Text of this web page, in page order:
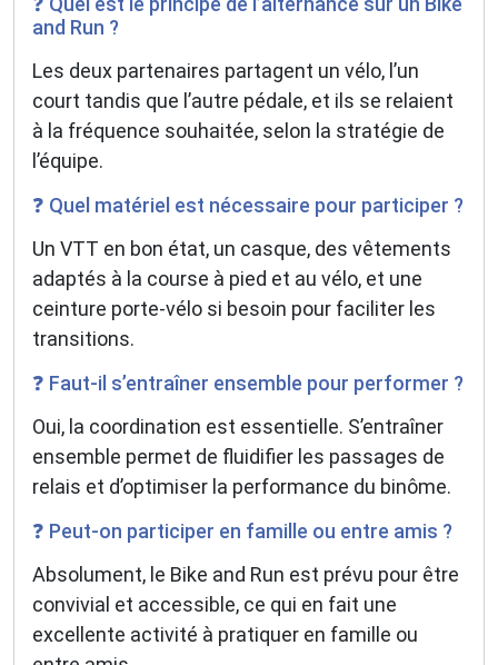
and Run ?
Les deux partenaires partagent un vélo, l’un
court tandis que l’autre pédale, et ils se relaient
à la fréquence souhaitée, selon la stratégie de
l’équipe.
❓ Quel matériel est nécessaire pour participer ?
Un VTT en bon état, un casque, des vêtements
adaptés à la course à pied et au vélo, et une
ceinture porte-vélo si besoin pour faciliter les
transitions.
❓ Faut-il s’entraîner ensemble pour performer ?
Oui, la coordination est essentielle. S’entraîner
ensemble permet de fluidifier les passages de
relais et d’optimiser la performance du binôme.
❓ Peut-on participer en famille ou entre amis ?
Absolument, le Bike and Run est prévu pour être
convivial et accessible, ce qui en fait une
excellente activité à pratiquer en famille ou